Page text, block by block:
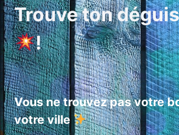
Trouve ton
!
Vous ne trouvez pas votre
votre ville